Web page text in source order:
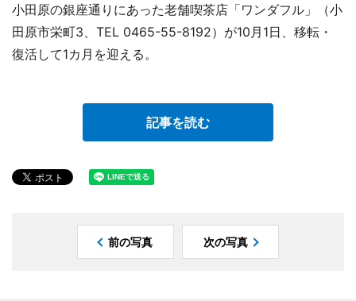
小田原の銀座通りにあった老舗喫茶店「ワンダフル」（小
田原市栄町3、TEL 0465-55-8192）が10月1日、移転・
復活して1カ月を迎える。
記事を読む
前の写真 次の写真